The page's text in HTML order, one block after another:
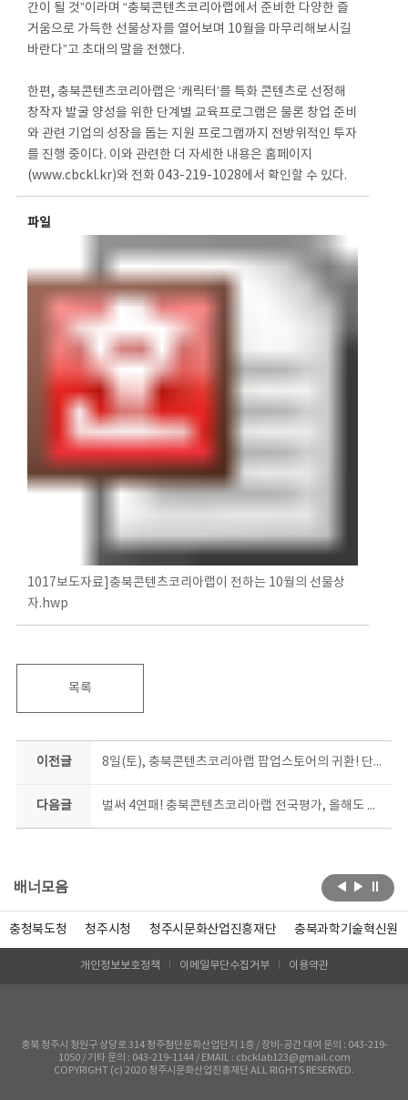
간이 될 것”이라며 “충북콘텐츠코리아랩에서 준비한 다양한 즐
거움으로 가득한 선물상자를 열어보며 10월을 마무리해보시길
바란다”고 초대의 말을 전했다.
한편, 충북콘텐츠코리아랩은 ‘캐릭터’를 특화 콘텐츠로 선정해
창작자 발굴 양성을 위한 단계별 교육프로그램은 물론 창업 준비
와 관련 기업의 성장을 돕는 지원 프로그램까지 전방위적인 투자
를 진행 중이다. 이와 관련한 더 자세한 내용은 홈페이지
(www.cbckl.kr)와 전화 043-219-1028에서 확인할 수 있다.
파일
1017보도자료]충북콘텐츠코리아랩이 전하는 10월의 선물상
자.hwp
목록
이전글 8일(토), 충북콘텐츠코리아랩 팝업스토어의 귀환! 단 9일간의 깜짝 마켓, 놓치지 마세요~
다음글 벌써 4연패! 충북콘텐츠코리아랩 전국평가, 올해도 최고등급
배너모음
충청북도청 청주시청 청주시문화산업진흥재단 충북과학기술혁신원
개인정보보호정책 이메일무단수집거부 이용약관
충북 청주시 청원구 상당로 314 청주첨단문화산업단지 1층 / 장비-공간 대여 문의 : 043-219-
1050 / 기타 문의 : 043-219-1144 / EMAIL : cbcklab123@gmail.com
COPYRIGHT (c) 2020 청주시문화산업진흥재단 ALL RIGHTS RESERVED.